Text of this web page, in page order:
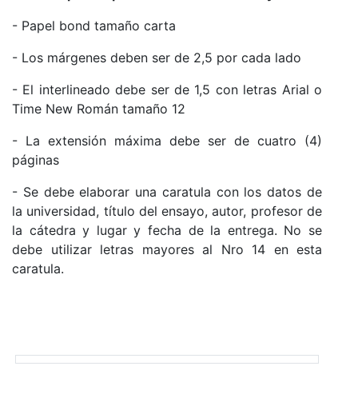
- Papel bond tamaño carta
- Los márgenes deben ser de 2,5 por cada lado
- El interlineado debe ser de 1,5 con letras Arial o
Time New Román tamaño 12
- La extensión máxima debe ser de cuatro (4)
páginas
- Se debe elaborar una caratula con los datos de
la universidad, título del ensayo, autor, profesor de
la cátedra y lugar y fecha de la entrega. No se
debe utilizar letras mayores al Nro 14 en esta
caratula.